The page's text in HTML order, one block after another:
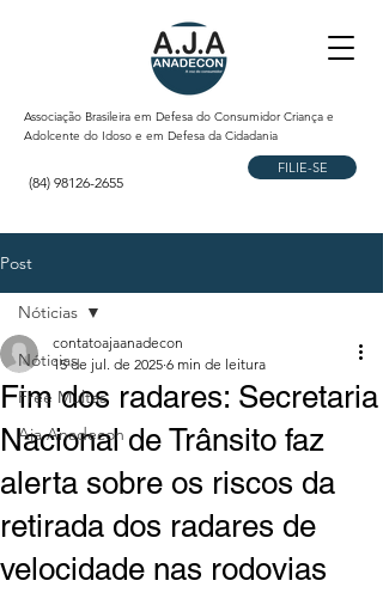
Associação Brasileira em Defesa do Consumidor Criança e
Adolcente do Idoso e em Defesa da Cidadania
(84) 98126-2655
FILIE-SE
Post
Nóticias
Free Multas
Aja Anadecon
Nóticias
Fim dos radares: Secretaria
Nacional de Trânsito faz
alerta sobre os riscos da
retirada dos radares de
velocidade nas rodovias
contatoajaanadecon
15 de jul. de 2025 6 min de leitura